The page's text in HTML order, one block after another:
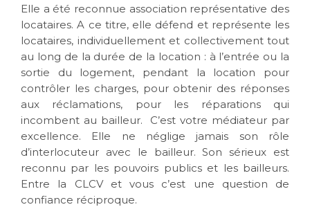
Elle a été reconnue association représentative des
locataires. A ce titre, elle défend et représente les
locataires, individuellement et collectivement tout
au long de la durée de la location : à l’entrée ou la
sortie du logement, pendant la location pour
contrôler les charges, pour obtenir des réponses
aux réclamations, pour les réparations qui
incombent au bailleur. C’est votre médiateur par
excellence. Elle ne néglige jamais son rôle
d’interlocuteur avec le bailleur. Son sérieux est
reconnu par les pouvoirs publics et les bailleurs.
Entre la CLCV et vous c’est une question de
confiance réciproque.